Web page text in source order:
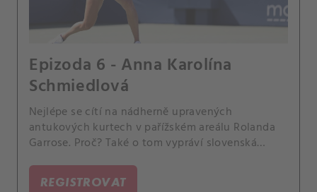
Epizoda 6 - Anna Karolína
Schmiedlová
Nejlépe se cítí na nádherně upravených
antukových kurtech v pařížském areálu Rolanda
Garrose. Proč? Také o tom vypráví slovenská
REGISTROVAT